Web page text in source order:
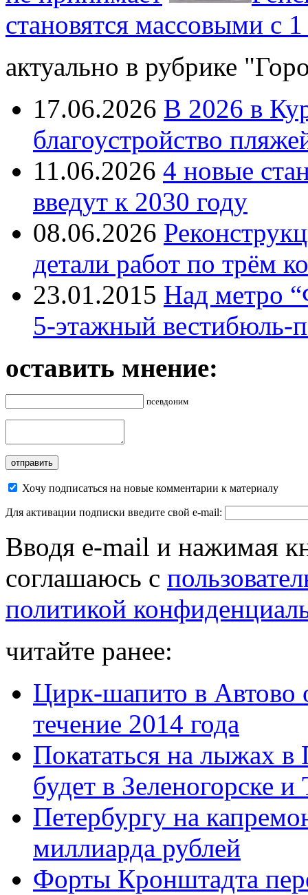
становятся массовыми с
актуально в рубрике
17.06.2026 В 2026 в
благоустройство
11.06.2026 4 новые
введут к 2030 году
08.06.2026
детали работ по трём
23.01.2015 Над метро
5-этажный вестибюль-
оставить мнение:
псевдоним
Хочу подписаться на новые комментарии к материалу
Для активации подписки введите свой e-mail:
Вводя e-mail и нажимая
соглашаюсь с
политикой
читайте ранее:
Цирк-шапито в Автово
течение 2014 года
Покататься на лыжах
будет в Зеленогорске и
Петербургу на
миллиарда рублей
Форты Кронштадта